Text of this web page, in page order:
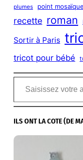
plumes point mosaïque
recette roman
Sortir à Paris
tricot pour bébé
Saisissez votre adresse e-mail…
ILS ONT LA COTE (DE